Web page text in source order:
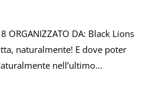
ORGANIZZATO DA: Black Lions
naturalmente! E dove poter
nell’ultimo...